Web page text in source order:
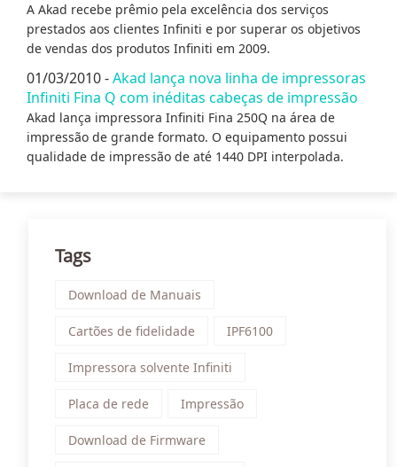
A Akad recebe prêmio pela excelência dos serviços
prestados aos clientes Infiniti e por superar os objetivos
de vendas dos produtos Infiniti em 2009.
01/03/2010 -Akad lança nova linha de impressoras
Infiniti Fina Q com inéditas cabeças de impressão
Akad lança impressora Infiniti Fina 250Q na área de
impressão de grande formato. O equipamento possui
qualidade de impressão de até 1440 DPI interpolada.
Tags
Download de Manuais
Cartões de fidelidade IPF6100
Impressora solvente Infiniti
Placa de rede Impressão
Download de Firmware